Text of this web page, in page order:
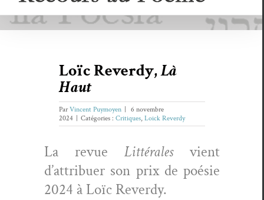
Loïc Reverdy,Là
Haut
ParVincent Puymoyen
6 novembre
2024
Catégories : Critiques, Loick Reverdy
La revueLit­téralesvient
d’attribuer son prix de poésie
2024 à Loïc Reverdy.